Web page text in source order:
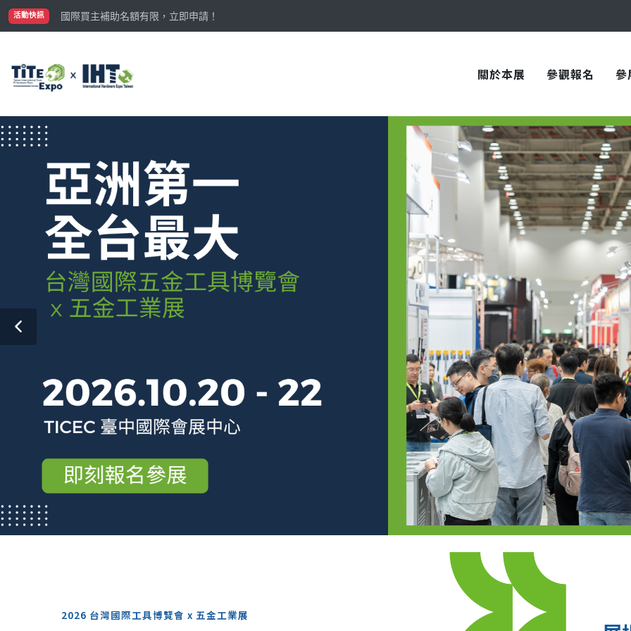
活動快訊
參觀門票開放申請中‼️
最大規模台灣五金展TiTE x IHT，2026/10/20-22與您在臺中國際會展中心再次相見！
關於本展 參觀報名 參
2026 台灣國際工具博覽會 x 五金工業展